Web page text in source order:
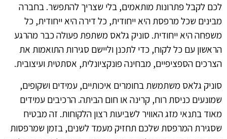
לכם לקבל פתרונות מותאמים, בלי שצריך להתפשר. בחברה
מבינים שכל מרפסת היא ייחודית, כל דירה היא ייחודית, כל
משפחה היא ייחודית. סוניק גלאס משתפת פעולה כבר מהרגע
הראשון עם כל לקוח, כדי לתכנן וליישם סגירות התואמות את
הצרכים הספציפיים, מבחינה פונקציונלית, אסתטית ועיצובית.
סוניק גלאס משתמשת בחומרים איכותיים, עמידים ושקופים,
שמונעים כניסת רוח, קרינה או חום הביתה. הרכיבים עמידים
מאוד בתנאי מזג האוויר לשביעות רצון הלקוחות. זה מבטיח
שסגירת המרפסת שלכם תחזיק מעמד לשנים, בזמן שמרפסות